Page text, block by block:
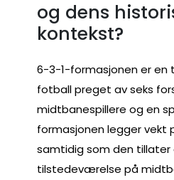
og dens
kontekst?
6-3-1-formasjonen er en
fotball preget av seks
midtbanespillere og en
formasjonen legger vekt
samtidig som den tillater
tilstedeværelse på